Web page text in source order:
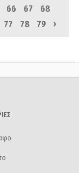
66 67
68
77 78 79 ›